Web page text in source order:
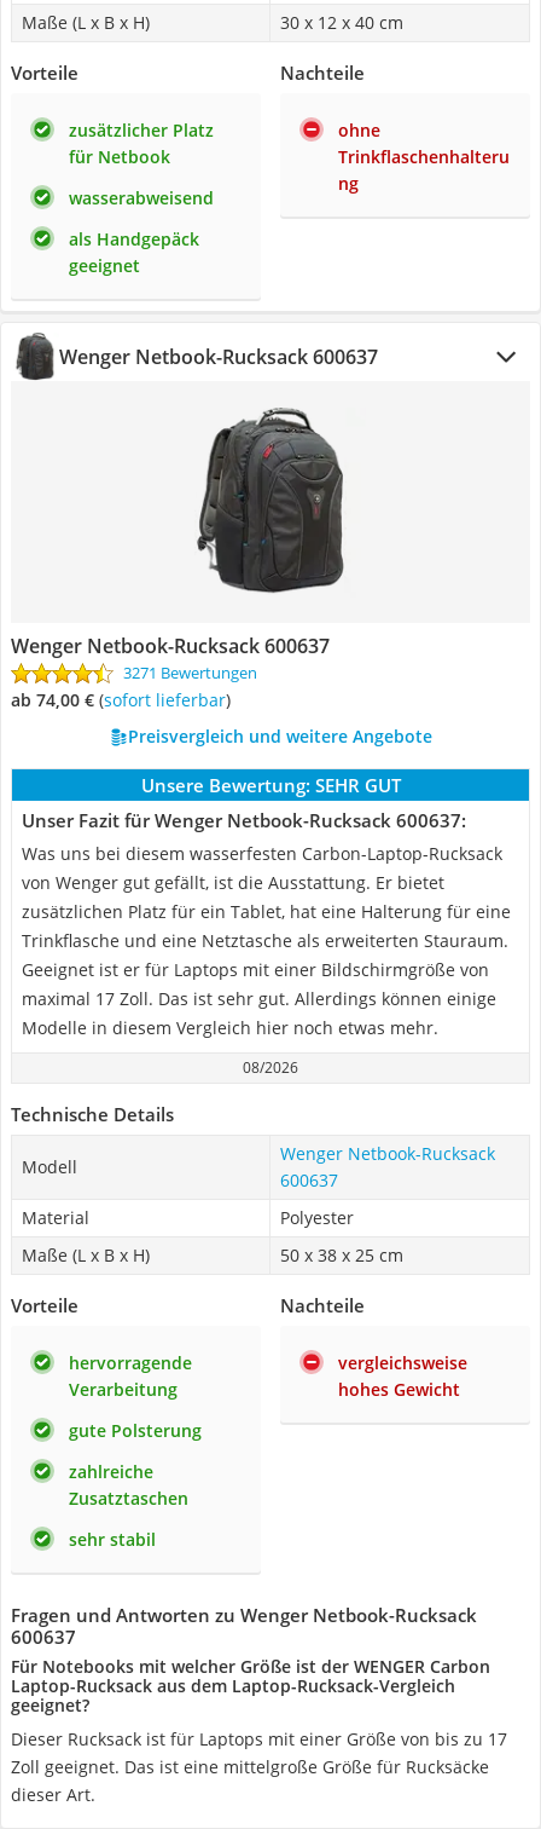
Maße (L x B x H) 30 x 12 x 40 cm
Vorteile
zusätzlicher Platz
für Netbook
wasserabweisend
als Handgepäck
geeignet
Nachteile
ohne
Trinkflaschenhalteru
ng
Wenger Netbook-Rucksack 600637
Wenger Netbook-Rucksack 600637
3271 Bewertungen
ab 74,00 € ( Sofort lieferbar)
Preisvergleich und weitere Angebote
Unsere Bewertung: SEHR GUT
Unser Fazit für Wenger Netbook-Rucksack 600637:
Was uns bei diesem wasserfesten Carbon-Laptop-Rucksack
von Wenger gut gefällt, ist die Ausstattung. Er bietet
zusätzlichen Platz für ein Tablet, hat eine Halterung für eine
Trinkflasche und eine Netztasche als erweiterten Stauraum.
Geeignet ist er für Laptops mit einer Bildschirmgröße von
maximal 17 Zoll. Das ist sehr gut. Allerdings können einige
Modelle in diesem Vergleich hier noch etwas mehr.
08/2026
Technische Details
Modell
Wenger Netbook-Rucksack
600637
Material
Polyester
Maße (L x B x H)
50 x 38 x 25 cm
Vorteile
hervorragende
Verarbeitung
gute Polsterung
zahlreiche
Zusatztaschen
sehr stabil
Nachteile
vergleichsweise
hohes Gewicht
Fragen und Antworten zu Wenger Netbook-Rucksack
600637
Für Notebooks mit welcher Größe ist der WENGER Carbon
Laptop-Rucksack aus dem Laptop-Rucksack-Vergleich
geeignet?
Dieser Rucksack ist für Laptops mit einer Größe von bis zu 17
Zoll geeignet. Das ist eine mittelgroße Größe für Rucksäcke
dieser Art.